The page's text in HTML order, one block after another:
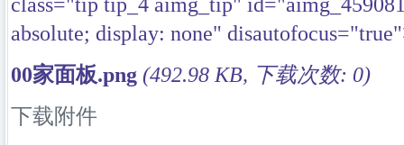
absolute; display: none"
00家面板.png (492.98 KB, 下载次数: 0)
下载附件